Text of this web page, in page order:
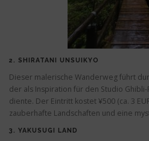
2. SHIRATANI UNSUIKYO
Dieser malerische Wanderweg führt
der als Inspiration für den Studio Ghibli-
diente. Der Eintritt kostet ¥500 (ca. 3
zauberhafte Landschaften und eine
3. YAKUSUGI LAND